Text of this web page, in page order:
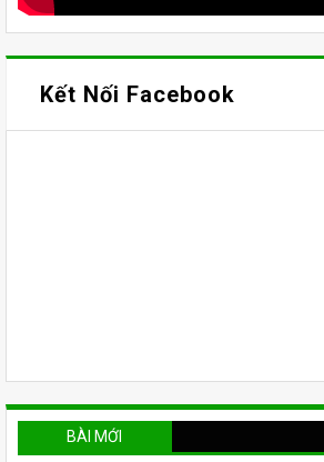
Kết Nối Facebook
BÀI MỚI